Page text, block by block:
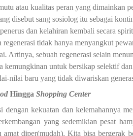
atau kualitas peran yang dimainkan
disebut sang sosiolog itu sebagai
dan kelahiran kembali secara
regenerasi tidak hanya menyangkut
Artinya, sebuah regenerasi selain
kemungkinan untuk bersikap selektif
nilai baru yang tidak diwariskan
Hingga Shopping Center
dengankekuatan dan kelemahannya
yang sedemikian pesat
amatdiper(mudah). Kita bisa bergerak